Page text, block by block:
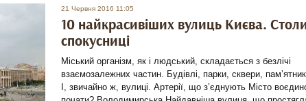
21 Червня 2016 11:05
10 найкрасивіших вулиць Києва.
спокусниці
Міський організм, як і людський, складається з безлічі
взаємозалежних частин. Будівлі, парки, сквери,
І, звичайно ж, вулиці. Артерії, що з’єднують Місто